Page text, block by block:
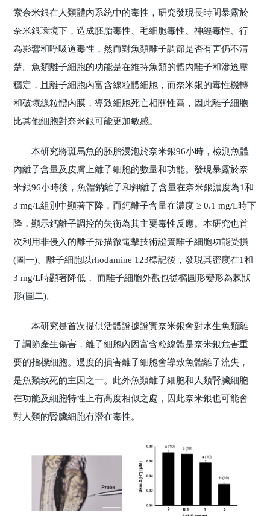
索奈米銀在人類體內系統中的毒性，研究發現長時間暴露於
奈米銀環境下，造成胚胎毒性、毛細胞毒性、神經毒性、行
為影響和呼吸道毒性，然而對魚類離子調節是否有害仍不清
楚。魚類離子細胞的功能是在維持魚類的體內離子和滲透壓
穩定，且離子細胞內富含線粒體細胞，而奈米銀的毒性機轉
和破壞線粒體內膜，導致細胞死亡相關性高，因此離子細胞
比其他細胞對奈米銀可能更加敏感。
本研究將斑馬魚的胚胎浸泡於奈米銀96小時，檢測魚體
內離子含量及皮膚上離子細胞的數量和功能。發現暴露於奈
米銀96小時後，魚體鈉離子和鉀離子含量在奈米銀濃度為1和
3 mg/L組別中顯著下降，而鈣離子含量在濃度 ≥ 0.1 mg/L時下
降，顯示鈣離子調控的失衡為其主要毒性反應。本研究也首
次利用非侵入的離子掃描微電擊技術證實離子細胞功能受損
(圖一)。離子細胞以rhodamine 123標記後，發現其密度在1和
3 mg/L時顯著降低， 而離子細胞外觀也從橢圓形變形為棘狀
形(圖二)。
本研究是首次提供活體證據證實奈米銀會對水生魚類離
子調節產生傷害，離子細胞內因富含粒線體是奈米銀危害重
要的指標細胞。過度的損害離子細胞會導致魚體離子流失，
是魚類致死的主因之一。此外魚類離子細胞和人類腎臟細胞
在功能及細胞特性上有高度相似之處，因此奈米銀也可能會
對人類的腎臟細胞有潛在毒性。